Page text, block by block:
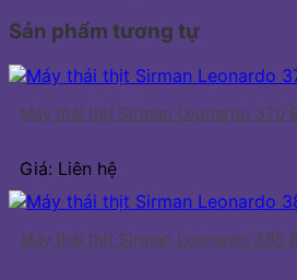
Sản phẩm tương tự
Máy thái thịt Sirman Leonardo 370
Giá: Liên hệ
Máy thái thịt Sirman Leonardo 385